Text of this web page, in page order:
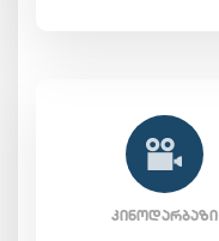
ᲙᲘᲜᲝᲓᲐᲠᲑᲐᲖᲘ